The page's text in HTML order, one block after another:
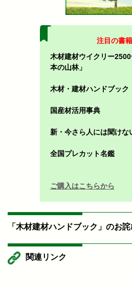
注目の書籍
木材建材ウイクリー
本の山林」
木材・建材ハンドブック
国産材活用事典
新・今さら人には聞けな
全国プレカット名鑑
ご購入はこちらから
「木材建材ハンドブック」のお
関連リンク